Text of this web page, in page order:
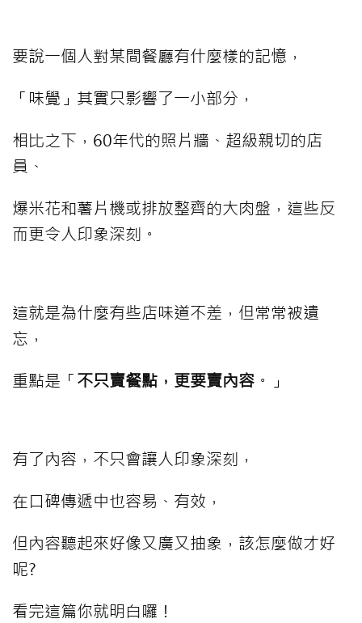
要說一個人對某間餐廳有什麼樣的記憶，
「味覺」其實只影響了一小部分，
相比之下，60年代的照片牆、超級親切的店
員、
爆米花和薯片機或排放整齊的大肉盤，這些反
而更令人印象深刻。
這就是為什麼有些店味道不差，但常常被遺
忘，
重點是「不只賣餐點，更要賣內容 。」
有了內容，不只會讓人印象深刻，
在口碑傳遞中也容易、有效，
但內容聽起來好像又廣又抽象，該怎麼做才好
呢?
看完這篇你就明白囉！